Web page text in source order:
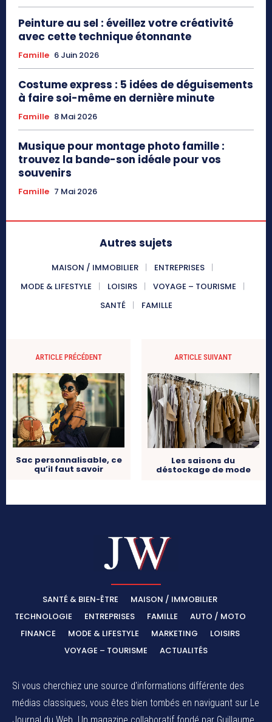
Peinture au sel : éveillez votre créativité
avec cette technique étonnante
Famille 6 Juin 2026
Costume express : 5 idées de déguisements
à faire soi-même en dernière minute
Famille 8 Mai 2026
Musique pour montage photo famille :
trouvez la bande-son idéale pour vos
souvenirs
Famille 7 Mai 2026
Autres sujets
MAISON / IMMOBILIER
ENTREPRISES
MODE & LIFESTYLE
LOISIRS
VOYAGE – TOURISME
SANTÉ
FAMILLE
ARTICLE PRÉCÉDENT
Sac personnalisable, ce
qu’il faut savoir
ARTICLE SUIVANT
Les saisons du
déstockage de mode
SANTÉ & BIEN-ÊTRE
MAISON / IMMOBILIER
TECHNOLOGIE
ENTREPRISES FAMILLE
AUTO / MOTO
FINANCE
MODE & LIFESTYLE MARKETING
LOISIRS
VOYAGE – TOURISME
ACTUALITÉS
Si vous cherchiez une source d'informations différente des
médias classiques, vous êtes bien tombés en naviguant sur Le